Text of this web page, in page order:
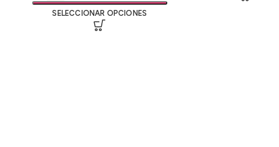
SELECCIONAR OPCIONES